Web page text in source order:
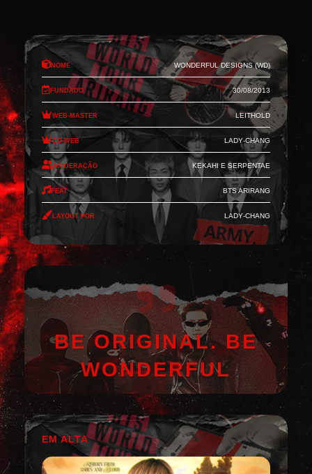
Nome Wonderful Designs (WD)
Fundado 30/08/2013
Web-Master Leithold
Co-Web Lady-Chang
Moderação Kekahi e Serpentae
Feat BTS Arirang
Layout por Lady-Chang
BE ORIGINAL. BE
WONDERFUL
EM ALTA